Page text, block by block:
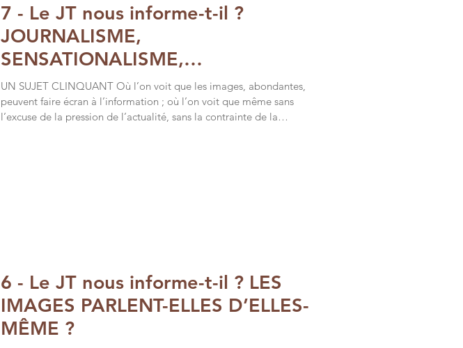
7 - Le JT nous informe-t-il ?
JOURNALISME,
SENSATIONALISME,
DÉSINFORMATION
UN SUJET CLINQUANT Où l’on voit que les images, abondantes,
peuvent faire écran à l’information ; où l’on voit que même sans
l’excuse de la pression de l’actualité, sans la contrainte de la
6 - Le JT nous informe-t-il ? LES
IMAGES PARLENT-ELLES D’ELLES-
MÊME ?